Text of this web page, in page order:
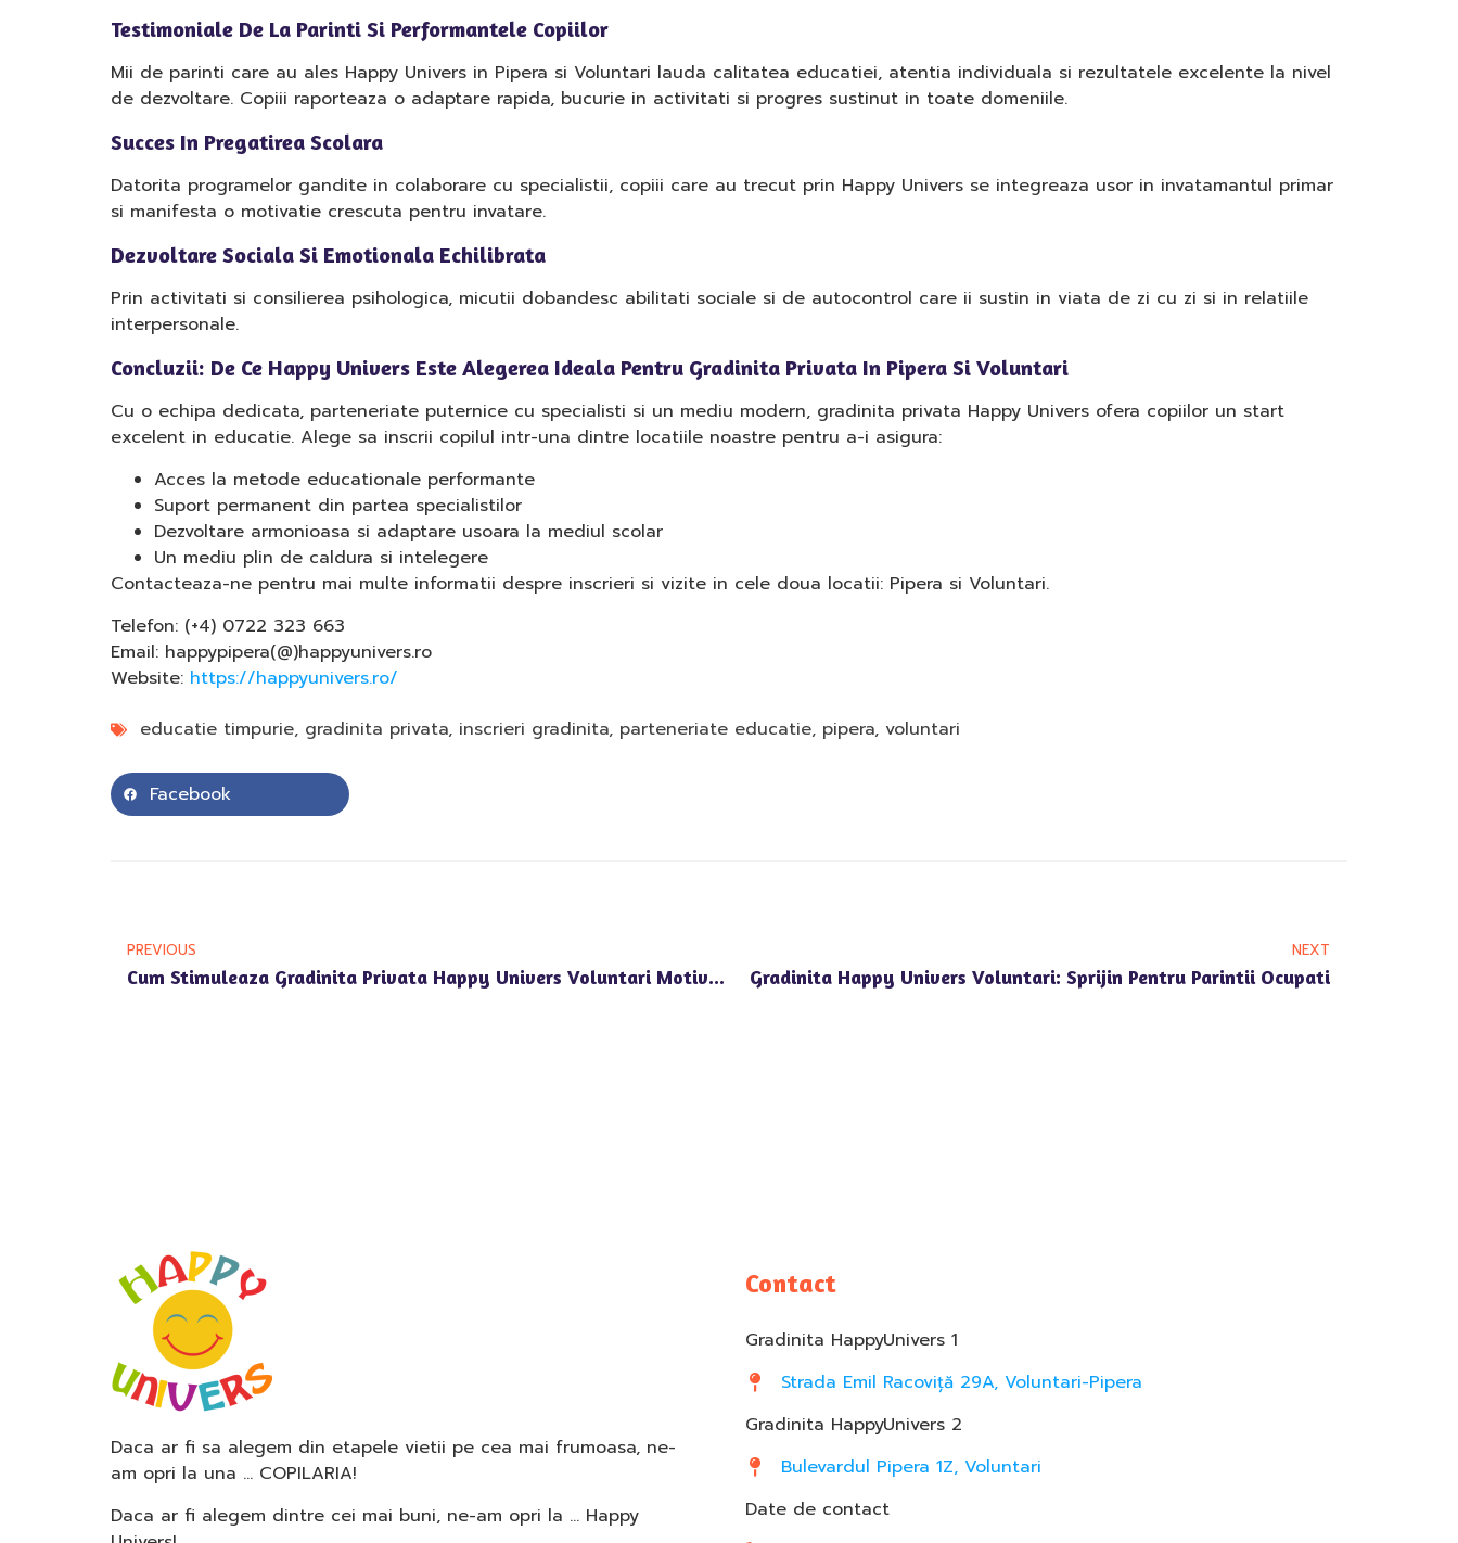
Testimoniale De La Parinti Si Performantele Copiilor
Mii de parinti care au ales Happy Univers in Pipera si Voluntari lauda calitatea educatiei, atentia individuala si rezultatele excelente la nivel
de dezvoltare. Copiii raporteaza o adaptare rapida, bucurie in activitati si progres sustinut in toate domeniile.
Succes In Pregatirea Scolara
Datorita programelor gandite in colaborare cu specialistii, copiii care au trecut prin Happy Univers se integreaza usor in invatamantul primar
si manifesta o motivatie crescuta pentru invatare.
Dezvoltare Sociala Si Emotionala Echilibrata
Prin activitati si consilierea psihologica, micutii dobandesc abilitati sociale si de autocontrol care ii sustin in viata de zi cu zi si in relatiile
interpersonale.
Concluzii: De Ce Happy Univers Este Alegerea Ideala Pentru Gradinita Privata In Pipera Si Voluntari
Cu o echipa dedicata, parteneriate puternice cu specialisti si un mediu modern, gradinita privata Happy Univers ofera copiilor un start
excelent in educatie. Alege sa inscrii copilul intr-una dintre locatiile noastre pentru a-i asigura:
Acces la metode educationale performante
Suport permanent din partea specialistilor
Dezvoltare armonioasa si adaptare usoara la mediul scolar
Un mediu plin de caldura si intelegere
Contacteaza-ne pentru mai multe informatii despre inscrieri si vizite in cele doua locatii: Pipera si Voluntari.
Telefon: (+4) 0722 323 663
Email: happypipera(@)happyunivers.ro
Website: https://happyunivers.ro/
educatie timpurie, gradinita privata, inscrieri gradinita, parteneriate educatie, pipera, voluntari
Facebook
PREVIOUS
Cum Stimuleaza Gradinita Privata Happy Univers Voluntari Motivatia Pentru Invatare
NEXT
Gradinita Happy Univers Voluntari: Sprijin Pentru Parintii Ocupati
Daca ar fi sa alegem din etapele vietii pe cea mai frumoasa, ne-
am opri la una … COPILARIA!
Daca ar fi alegem dintre cei mai buni, ne-am opri la … Happy
Contact
Gradinita HappyUnivers 1
Strada Emil Racoviță 29A, Voluntari-Pipera
Gradinita HappyUnivers 2
Bulevardul Pipera 1Z, Voluntari
Date de contact